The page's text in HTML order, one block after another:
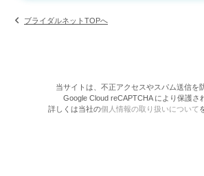
ブライダルネットTOPへ
当サイトは、不正アクセスやスパム送信を
Google Cloud reCAPTCHA により保護さ
詳しくは当社の個人情報の取り扱いについて